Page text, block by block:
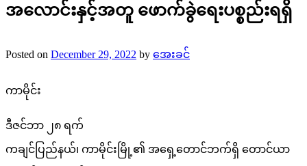
အလောင်းနှင့်အတူ ဖောက်ခွဲရေးပစ္စည်းရရှိ
Posted on December 29, 2022 by အေးခင်
ကာမိုင်း
ဒီဇင်ဘာ ၂၈ ရက်
ကချင်ပြည်နယ်၊ ကာမိုင်းမြို့၏ အရှေ့တောင်ဘက်ရှိ တောင်ယာ